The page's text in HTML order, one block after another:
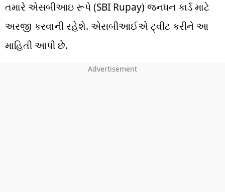
તમારે એસબીઆઇ રૂપે (SBI Rupay) જનધન કાર્ડ માટે
અરજી કરવાની રહેશે. એસબીઆઈએ ટ્વીટ કરીને આ
માહિતી આપી છે.